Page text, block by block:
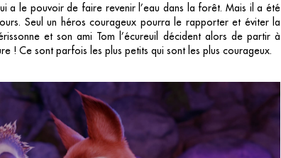
a le pouvoir de faire revenir l’eau dans la forêt. Mais il a été
Seul un héros courageux pourra le rapporter et éviter la
et son ami Tom l’écureuil décident alors de partir à
! Ce sont parfois les plus petits qui sont les plus courageux.